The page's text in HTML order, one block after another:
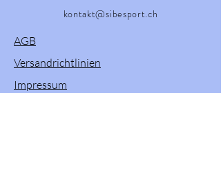
kontakt@sibesport.ch
AGB
Versandrichtlinien
Impressum